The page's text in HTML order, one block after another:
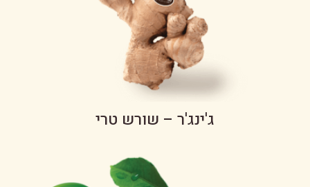
ג'ינג'ר – שורש טרי